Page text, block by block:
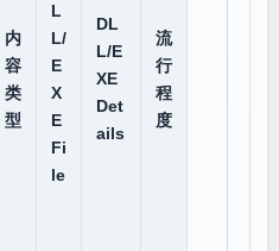
内
容
类
型
L
L/
E
X
E
Fi
le
DL
L/E
XE
Det
ails
流
行
程
度